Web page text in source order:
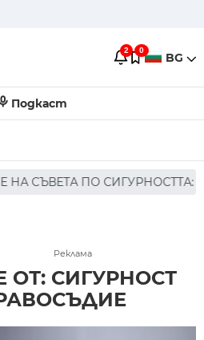
2 0 BG
Подкаст
ДРОН Е НАХЛУЛ В
Реклама
ОТ: СИГУРНОСТ